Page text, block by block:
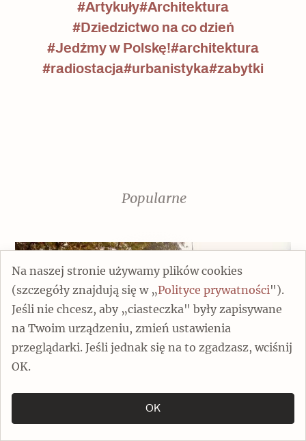
Na naszej stronie używamy plików cookies
(szczegóły znajdują się w „Polityce prywatności").
Jeśli nie chcesz, aby „ciasteczka" były zapisywane
na Twoim urządzeniu, zmień ustawienia
przeglądarki. Jeśli jednak się na to zgadzasz, wciśnij
OK.
OK
#Artykuły#Architektura
#Dziedzictwo na co dzień
#Jedźmy w Polskę!#architektura
#radiostacja#urbanistyka#zabytki
Popularne
Architektura ryglowa – wspólne dziedzictwo